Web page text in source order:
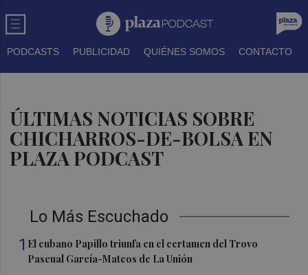
PODCASTS PUBLICIDAD QUIÉNES SOMOS CONTACTO
ÚLTIMAS NOTICIAS SOBRE
CHICHARROS-DE-BOLSA EN
PLAZA PODCAST
Lo Más Escuchado
1 El cubano Papillo triunfa en el certamen del Trovo
Pascual García-Mateos de La Unión